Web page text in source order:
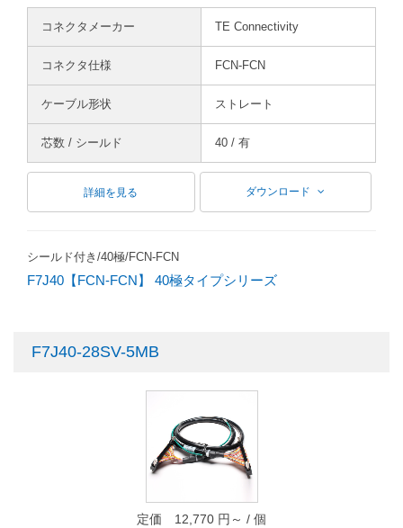
コネクタメーカー TE Connectivity
コネクタ仕様 FCN-FCN
ケーブル形状 ストレート
芯数 / シールド 40 / 有
詳細を見る ダウンロード
シールド付き/40極/FCN-FCN
F7J40【FCN-FCN】 40極タイプシリーズ
F7J40-28SV-5MB
定価 12,770 円～ / 個